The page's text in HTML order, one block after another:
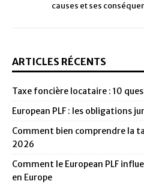
causes et ses
ARTICLES RÉCENTS
Taxe foncière locataire : 10
European PLF : les obligations
Comment bien comprendre la
2026
Comment le European PLF
en Europe